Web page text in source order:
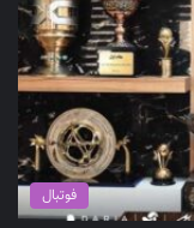
فوتبال